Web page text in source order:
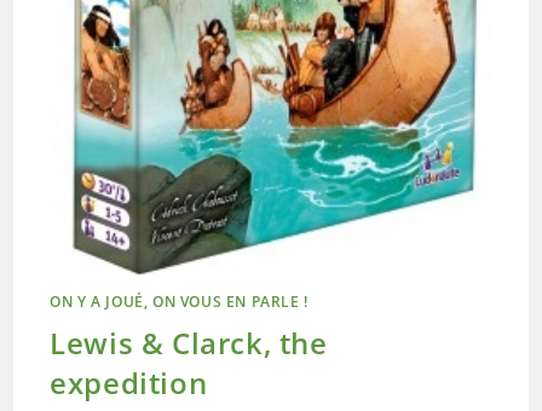
ON Y A JOUÉ, ON VOUS EN PARLE !
Lewis & Clarck, the
expedition